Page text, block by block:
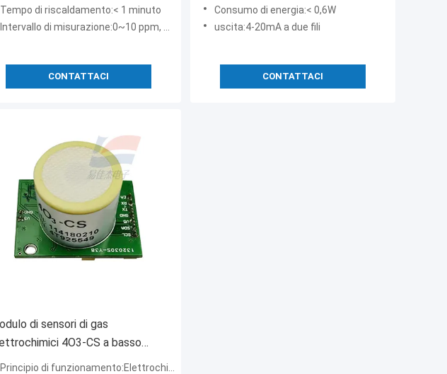
Tempo di riscaldamento:< 1 minuto
Intervallo di misurazione:0~10 ppm, 0~1 ppm
CONTATTACI
Consumo di energia:< 0,6W
uscita:4-20mA a due fili
CONTATTACI
di sensori di gas
4O3-CS a basso
energetico
Principio di funzionamento:Elettrochimico a tre elettrodi